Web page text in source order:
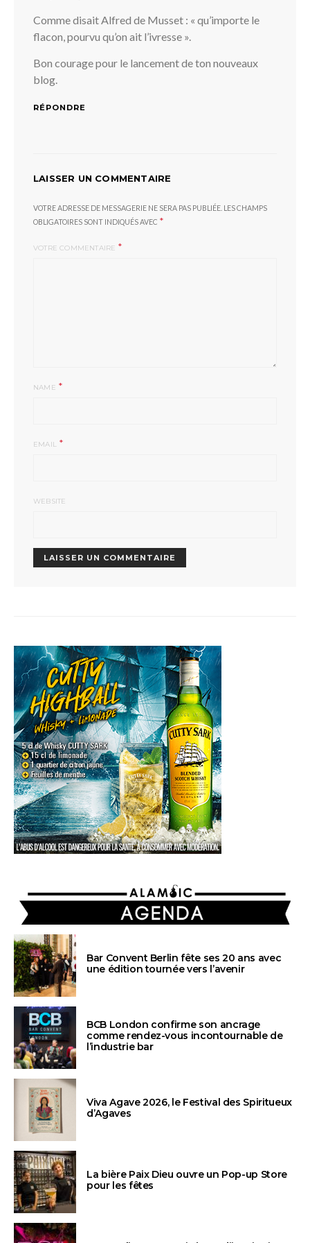
Comme disait Alfred de Musset : « qu’importe le
flacon, pourvu qu’on ait l’ivresse ».
Bon courage pour le lancement de ton nouveaux
blog.
RÉPONDRE
LAISSER UN COMMENTAIRE
VOTRE ADRESSE DE MESSAGERIE NE SERA PAS PUBLIÉE. LES CHAMPS
OBLIGATOIRES SONT INDIQUÉS AVEC *
VOTRE COMMENTAIRE *
NAME *
EMAIL *
WEBSITE
AGENDA
Bar Convent Berlin fête ses 20 ans avec
une édition tournée vers l’avenir
BCB London confirme son ancrage
comme rendez-vous incontournable de
l’industrie bar
Viva Agave 2026, le Festival des Spiritueux
d’Agaves
La bière Paix Dieu ouvre un Pop-up Store
pour les fêtes